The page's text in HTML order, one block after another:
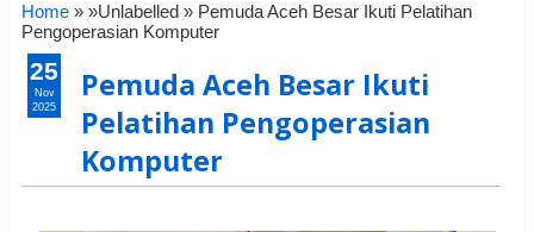
Home » »Unlabelled » Pemuda Aceh Besar Ikuti Pelatihan
Pengoperasian Komputer
Pemuda Aceh Besar Ikuti
Pelatihan Pengoperasian
Komputer
25
Nov
2025